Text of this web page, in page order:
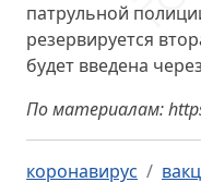
патрульной
резервируется
будет введена
По материалам:
коронавирус